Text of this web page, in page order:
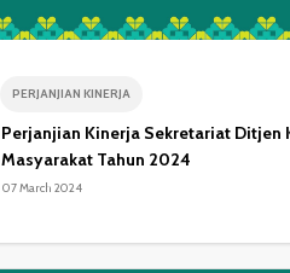
PERJANJIAN KINERJA
Perjanjian Kinerja Sekretariat Ditjen
Masyarakat Tahun 2024
07 March 2024